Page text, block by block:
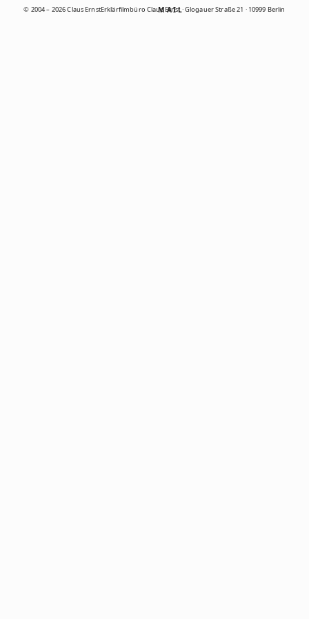
© 2004 – 2026 Claus ErnstErklärfilmbüro Claus Ernst · Glogauer Straße 21 · 10999 Berlin